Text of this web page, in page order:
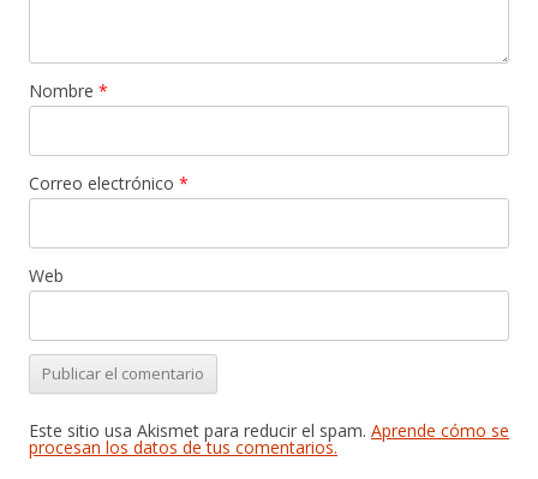
Nombre *
Correo electrónico *
Web
Este sitio usa Akismet para reducir el spam. Aprende cómo se
procesan los datos de tus comentarios.